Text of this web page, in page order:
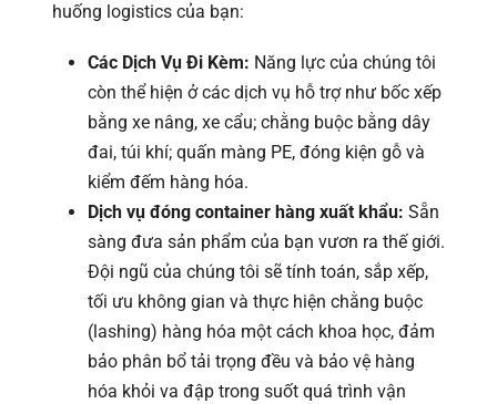
huống logistics của bạn:
Các Dịch Vụ Đi Kèm: Năng lực của chúng tôi
còn thể hiện ở các dịch vụ hỗ trợ như bốc xếp
bằng xe nâng, xe cẩu; chằng buộc bằng dây
đai, túi khí; quấn màng PE, đóng kiện gỗ và
kiểm đếm hàng hóa.
Dịch vụ đóng container hàng xuất khẩu: Sẵn
sàng đưa sản phẩm của bạn vươn ra thế giới.
Đội ngũ của chúng tôi sẽ tính toán, sắp xếp,
tối ưu không gian và thực hiện chằng buộc
(lashing) hàng hóa một cách khoa học, đảm
bảo phân bổ tải trọng đều và bảo vệ hàng
hóa khỏi va đập trong suốt quá trình vận